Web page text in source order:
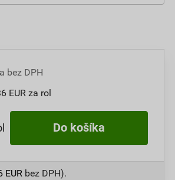
bez DPH
EUR za rol
Do košíka
EUR bez DPH).